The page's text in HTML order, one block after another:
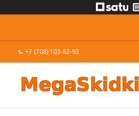
+7 (708) 103-82-93